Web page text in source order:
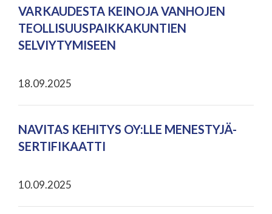
VARKAUDESTA KEINOJA VANHOJEN
TEOLLISUUSPAIKKAKUNTIEN
SELVIYTYMISEEN
18.09.2025
NAVITAS KEHITYS OY:LLE MENESTYJÄ-
SERTIFIKAATTI
10.09.2025